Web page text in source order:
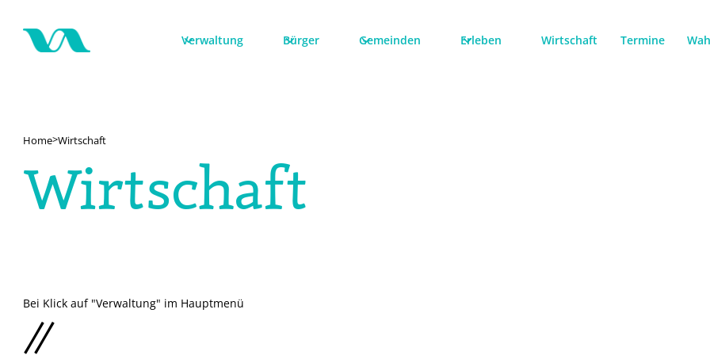
Verwaltung Bürger Gemeinden Erleben Wirtschaft Termine
Home>Wirtschaft
Wirtschaft
Bei Klick auf "Verwaltung" im Hauptmenü
//